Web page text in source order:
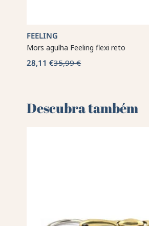
FEELING
Mors agulha Feeling flexi reto
28,11 €35,99 €
Descubra também 🌻